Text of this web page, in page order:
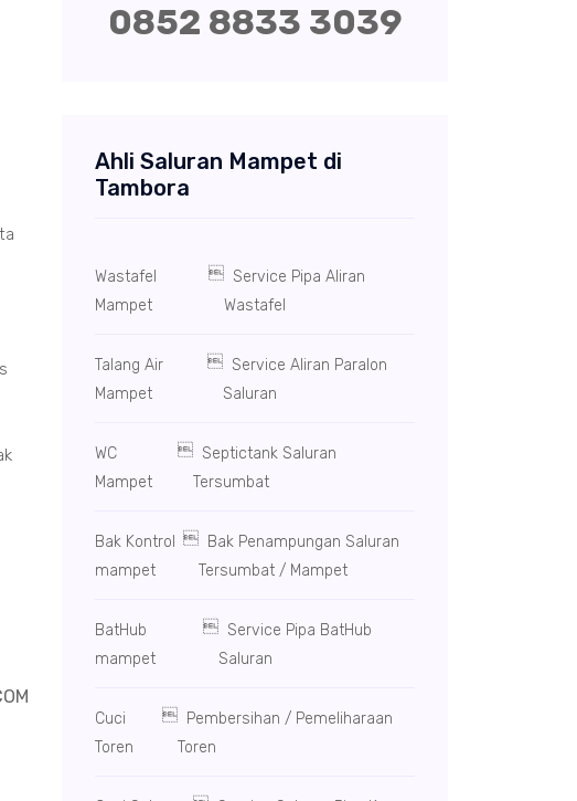
0852 8833 3039
Ahli Saluran Mampet di
Tambora
Wastafel
Mampet
 Service Pipa Aliran
Wastafel
Talang Air
Mampet
Service Aliran Paralon
Saluran
WC
Mampet
 Septictank Saluran
Tersumbat
Bak Kontrol
mampet
 Bak Penampungan Saluran
Tersumbat / Mampet
BatHub
mampet
 Service Pipa BatHub
Saluran
Cuci
Toren
 Pembersihan / Pemeliharaan
Toren